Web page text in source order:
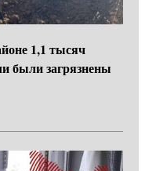
1,1 тысяч
были загрязнены